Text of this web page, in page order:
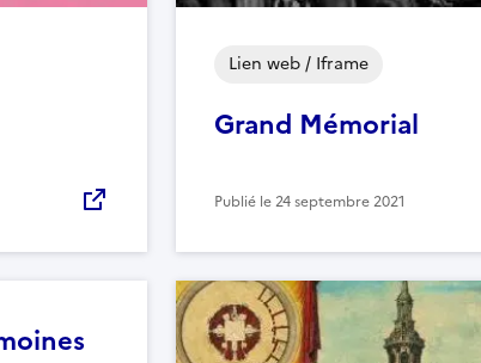
Grand Mémorial
Lien web / Iframe
Publié le24 septembre 2021